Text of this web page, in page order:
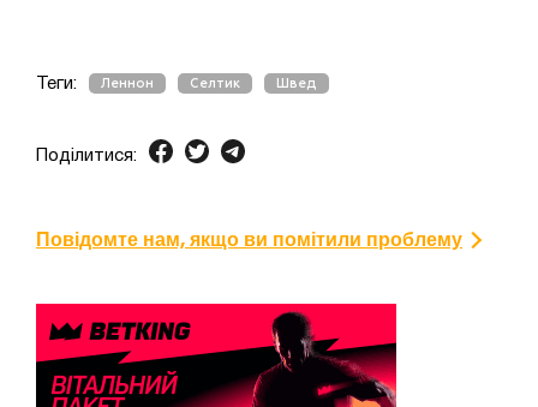
Теги: Леннон Селтик Швед
Поділитися:
Повідомте нам, якщо ви помітили проблему